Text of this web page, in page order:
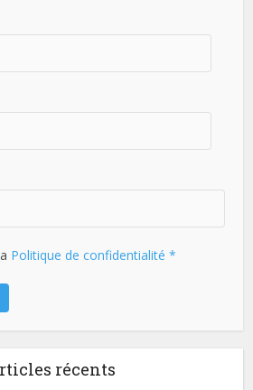
Politique de confidentialité*
récents